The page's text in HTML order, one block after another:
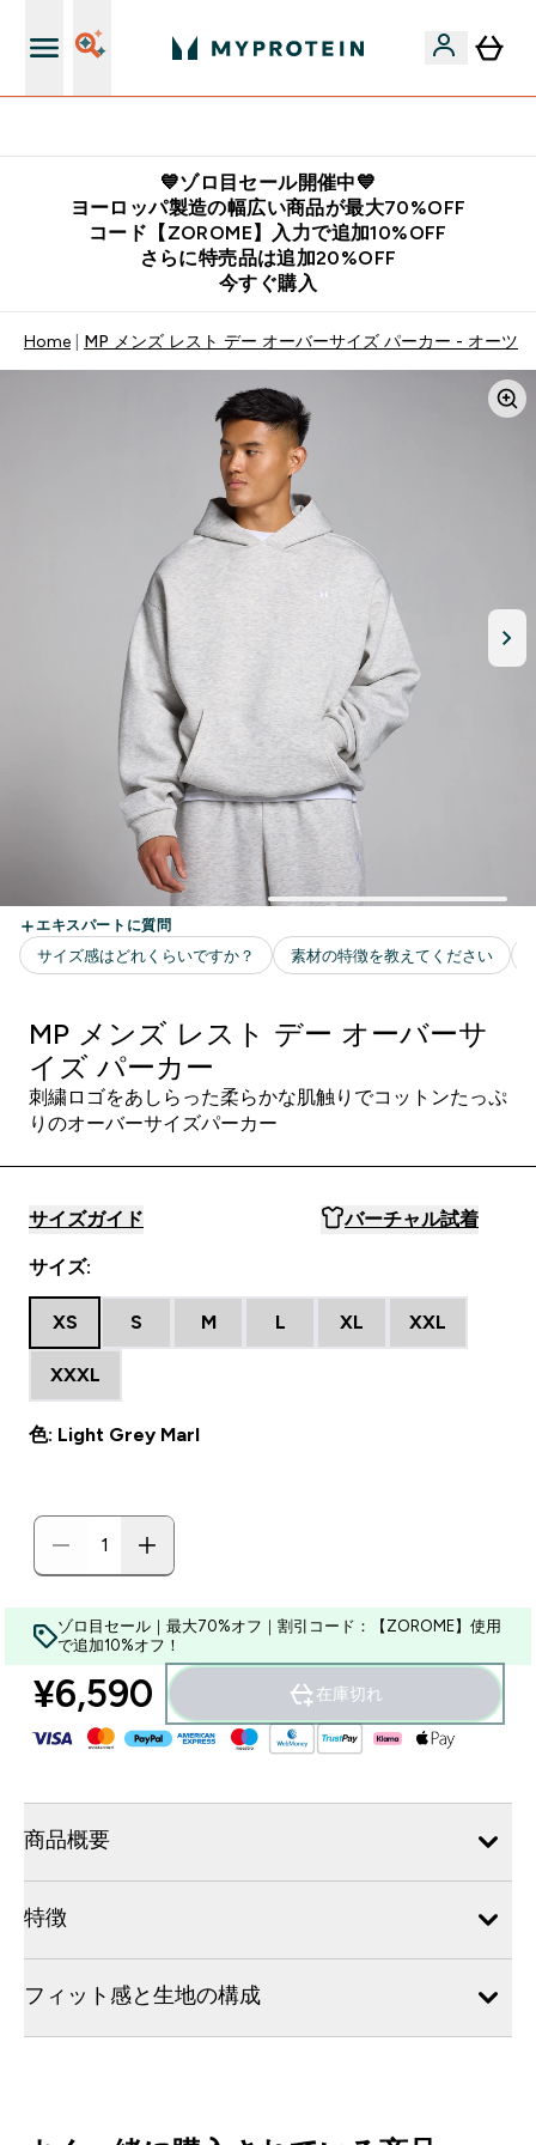
💙ゾロ目セール開催中💙
ヨーロッパ製造の幅広い商品が最大70%OFF
コード【ZOROME】入力で追加10%OFF
さらに特売品は追加20%OFF
今すぐ購入
Home MP メンズ レスト デー オーバーサイズ パーカー - オーツ
MP メンズ レスト デー オーバーサ
イズ パーカー
刺繍ロゴをあしらった柔らかな肌触りでコットンたっぷ
りのオーバーサイズパーカー
サイズガイド バーチャル試着
サイズ:
XS S M L XL XXL
XXXL
色: Light Grey Marl
ゾロ目セール｜最大70%オフ｜割引コード：【ZOROME】使用
で追加10%オフ！
¥6,590‎ 在庫切れ
商品概要
特徴
フィット感と生地の構成